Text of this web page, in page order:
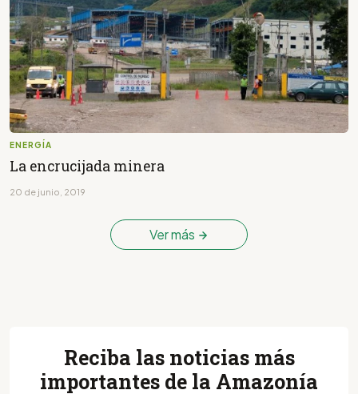
ENERGÍA
La encrucijada minera
20 de junio, 2019
Ver más
Reciba las noticias más
importantes de la Amazonía